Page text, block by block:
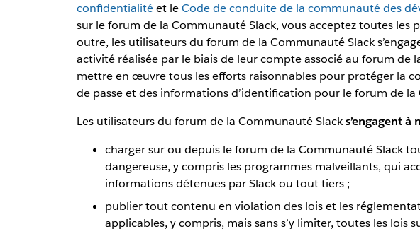
confidentialitéet leCode de conduite de la communauté des
sur le forum de la Communauté Slack, vous acceptez toutes les
outre, les utilisateurs du forum de la Communauté Slack
activité réalisée par le biais de leur compte associé au forum de
mettre en œuvre tous les efforts raisonnables pour protéger la
de passe et des informations d’identification pour le forum de la
Les utilisateurs du forum de la Communauté Slacks’engagent à
charger sur ou depuis le forum de la Communauté Slack
dangereuse, y compris les programmes malveillants, qui
informations détenues par Slack ou tout tiers ;
publier tout contenu en violation des lois et les
applicables, y compris, mais sans s’y limiter, toutes les lois